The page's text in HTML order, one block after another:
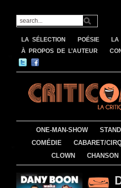
LA SÉLECTION POÉSIE LA
À PROPOS DE L’AUTEUR
ONE-MAN-SHOW
COMÉDIE
CABARET/
CLOWN
CHANSON